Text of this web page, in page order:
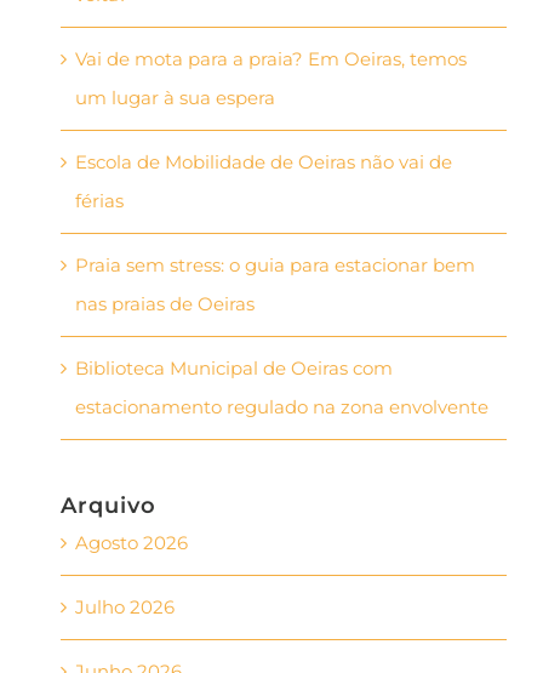
Vai de mota para a praia? Em Oeiras, temos
um lugar à sua espera
Escola de Mobilidade de Oeiras não vai de
férias
Praia sem stress: o guia para estacionar bem
nas praias de Oeiras
Biblioteca Municipal de Oeiras com
estacionamento regulado na zona envolvente
Arquivo
Agosto 2026
Julho 2026